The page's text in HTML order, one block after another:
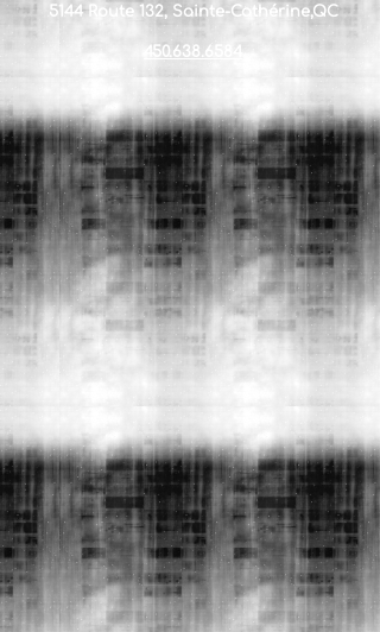
5144 Route 132, Sainte-Cathérine,QC
450.638.6584